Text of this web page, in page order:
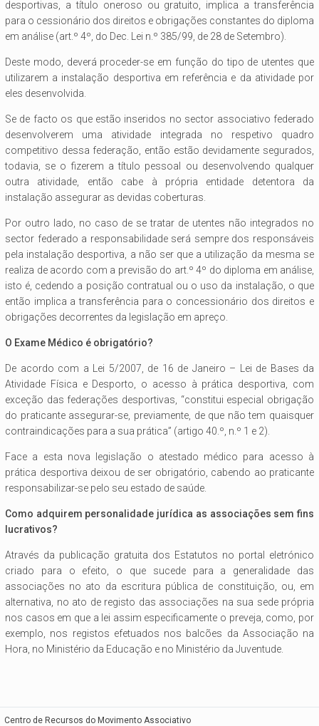
desportivas, a título oneroso ou gratuito, implica a transferência
para o cessionário dos direitos e obrigações constantes do diploma
em análise (art.º 4º, do Dec. Lei n.º 385/99, de 28 de Setembro).
Deste modo, deverá proceder-se em função do tipo de utentes que
utilizarem a instalação desportiva em referência e da atividade por
eles desenvolvida.
Se de facto os que estão inseridos no sector associativo federado
desenvolverem uma atividade integrada no respetivo quadro
competitivo dessa federação, então estão devidamente segurados,
todavia, se o fizerem a título pessoal ou desenvolvendo qualquer
outra atividade, então cabe à própria entidade detentora da
instalação assegurar as devidas coberturas.
Por outro lado, no caso de se tratar de utentes não integrados no
sector federado a responsabilidade será sempre dos responsáveis
pela instalação desportiva, a não ser que a utilização da mesma se
realiza de acordo com a previsão do art.º 4º do diploma em análise,
isto é, cedendo a posição contratual ou o uso da instalação, o que
então implica a transferência para o concessionário dos direitos e
obrigações decorrentes da legislação em apreço.
O Exame Médico é obrigatório?
De acordo com a Lei 5/2007, de 16 de Janeiro – Lei de Bases da
Atividade Física e Desporto, o acesso à prática desportiva, com
exceção das federações desportivas, “constitui especial obrigação
do praticante assegurar-se, previamente, de que não tem quaisquer
contraindicações para a sua prática” (artigo 40.º, n.º 1 e 2).
Face a esta nova legislação o atestado médico para acesso à
prática desportiva deixou de ser obrigatório, cabendo ao praticante
responsabilizar-se pelo seu estado de saúde.
Como adquirem personalidade jurídica as associações sem fins
lucrativos?
Através da publicação gratuita dos Estatutos no portal eletrónico
criado para o efeito, o que sucede para a generalidade das
associações no ato da escritura pública de constituição, ou, em
alternativa, no ato de registo das associações na sua sede própria
nos casos em que a lei assim especificamente o preveja, como, por
exemplo, nos registos efetuados nos balcões da Associação na
Hora, no Ministério da Educação e no Ministério da Juventude.
Centro de Recursos do Movimento Associativo